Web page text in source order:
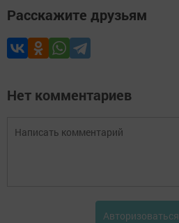
Расскажите друзьям
Нет комментариев
Авторизоваться